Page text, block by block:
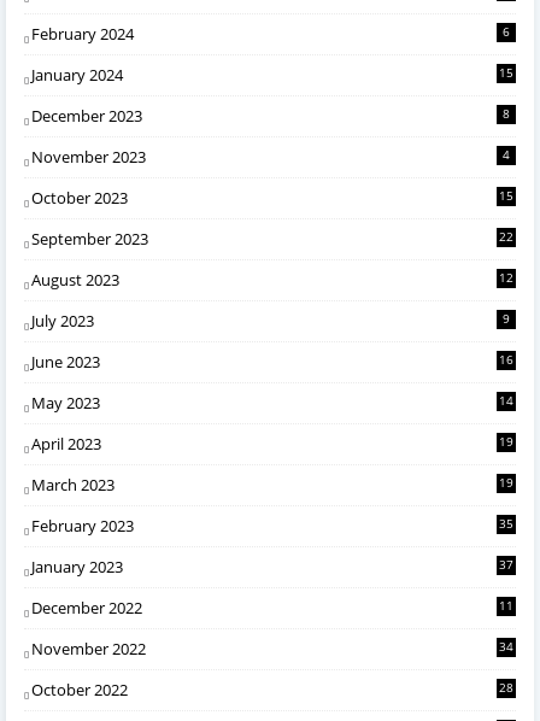
February 2024 6
January 2024 15
December 2023 8
November 2023 4
October 2023 15
September 2023 22
August 2023 12
July 2023 9
June 2023 16
May 2023 14
April 2023 19
March 2023 19
February 2023 35
January 2023 37
December 2022 11
November 2022 34
October 2022 28